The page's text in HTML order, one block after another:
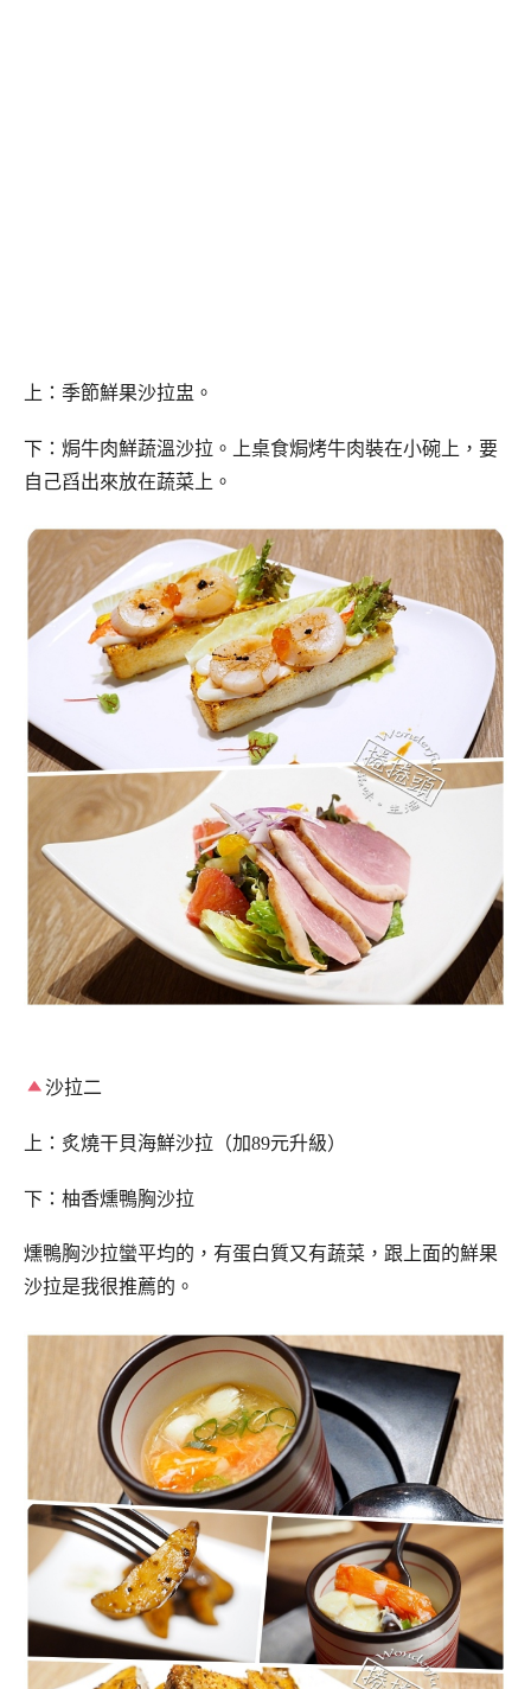
上：季節鮮果沙拉盅。
下：焗牛肉鮮蔬溫沙拉。上桌食焗烤牛肉裝在小碗上，要
自己舀出來放在蔬菜上。
沙拉二
上：炙燒干貝海鮮沙拉（加89元升級）
下：柚香燻鴨胸沙拉
燻鴨胸沙拉蠻平均的，有蛋白質又有蔬菜，跟上面的鮮果
沙拉是我很推薦的。